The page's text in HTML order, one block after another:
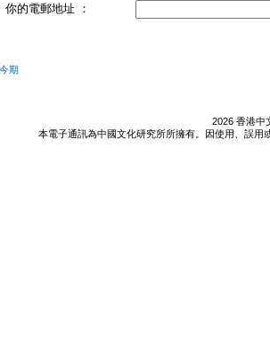
你的電郵地址 ：
期
2026 香港中
本電子通訊為中國文化研究所所擁有。因使用、誤